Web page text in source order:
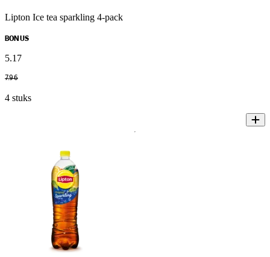
Lipton Ice tea sparkling 4-pack
BONUS
5.17
7.96
4 stuks